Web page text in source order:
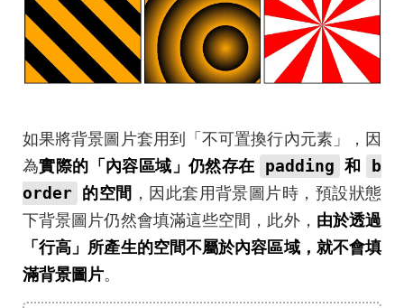
如果將背景圖片套用到「不可置換行內元素」，因
為實際的「內容區域」仍然存在 padding 和
b
order 的空間 ，因此套用背景圖片時，預設狀態
下背景圖片仍然會填滿這些空間，此外， 由於透過
「行高」所產生的空間不屬於內容區域，就不會填
滿背景圖片。